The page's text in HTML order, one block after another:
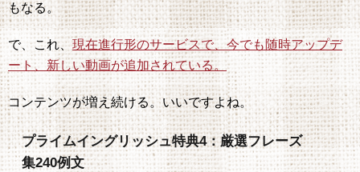
もなる。
で、これ、現在進行形のサービスで、今でも随時アップデ
ート、新しい動画が追加されている。
コンテンツが増え続ける。いいですよね。
プライムイングリッシュ特典4：厳選フレーズ
集240例文